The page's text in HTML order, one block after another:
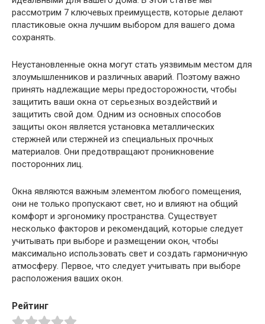
рассмотрим 7 ключевых преимуществ, которые делают
пластиковые окна лучшим выбором для вашего дома
сохранять.
Неустановленные окна могут стать уязвимым местом для
злоумышленников и различных аварий. Поэтому важно
принять надлежащие меры предосторожности, чтобы
защитить ваши окна от серьезных воздействий и
защитить свой дом. Одним из основных способов
защиты окон является установка металлических
стержней или стержней из специальных прочных
материалов. Они предотвращают проникновение
посторонних лиц.
Окна являются важным элементом любого помещения,
они не только пропускают свет, но и влияют на общий
комфорт и эргономику пространства. Существует
несколько факторов и рекомендаций, которые следует
учитывать при выборе и размещении окон, чтобы
максимально использовать свет и создать гармоничную
атмосферу. Первое, что следует учитывать при выборе
расположения ваших окон.
Рейтинг